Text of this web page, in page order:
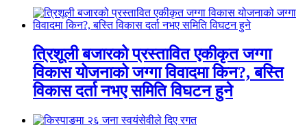
त्रिशूली बजारको प्रस्तावित एकीकृत जग्गा
विकास योजनाको जग्गा विवादमा किन?, बस्ति
विकास दर्ता नभए समिति विघटन हुने